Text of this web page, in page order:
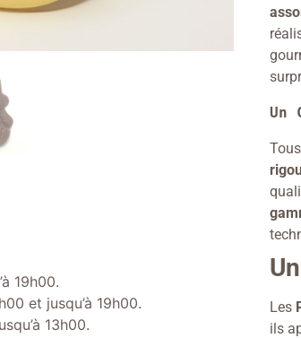
19h00.
et jusqu’à 19h00.
13h00.
Un
Les
ils